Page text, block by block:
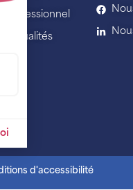
professionnel
actualités
d'accessibilité